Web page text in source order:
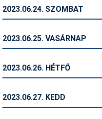
Történelem
Utazási tippek
2023.06.24. SZOMBAT
2023.06.25. VASÁRNAP
2023.06.26. HÉTFŐ
2023.06.27. KEDD